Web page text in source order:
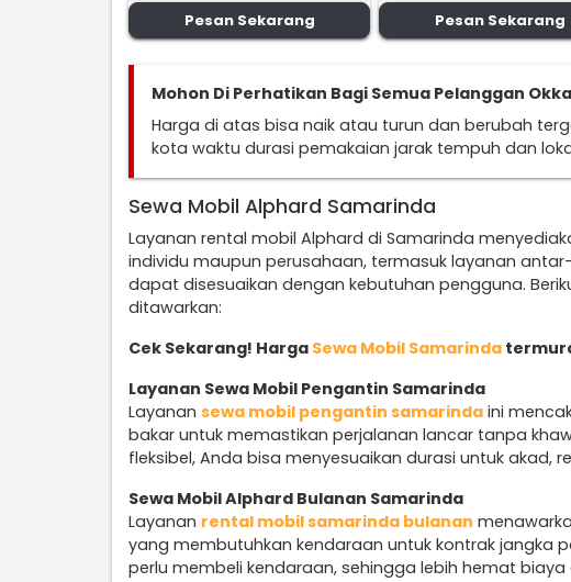
Pesan Sekarang Pesan Sekarang
Mohon Di Perhatikan Bagi Semua Pelanggan
Harga di atas bisa naik atau turun dan berubah
kota waktu durasi pemakaian jarak tempuh dan
Sewa Mobil Alphard Samarinda
Layanan rental mobil Alphard di Samarinda
individu maupun perusahaan, termasuk layanan
dapat disesuaikan dengan kebutuhan pengguna.
ditawarkan:
Cek Sekarang! Harga Sewa Mobil Samarinda
Layanan Sewa Mobil Pengantin Samarinda
Layanan sewa mobil pengantin samarinda ini
bakar untuk memastikan perjalanan lancar tanpa
fleksibel, Anda bisa menyesuaikan durasi untuk akad,
Sewa Mobil Alphard Bulanan Samarinda
Layanan rental mobil samarinda bulanan
yang membutuhkan kendaraan untuk kontrak jangka
perlu membeli kendaraan, sehingga lebih hemat